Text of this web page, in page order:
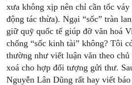
xưa không xịp nên chỉ cần tốc
động tác thừa). Ngại “sốc” tràn
giữ quỹ quốc tế giúp đỡ văn hoá
chống “sốc kinh tài” không? Tôi
thường như viết luận văn theo
xoá cho hợp đối tượng gửi thư.
Nguyễn Lân Dũng rất hay viết